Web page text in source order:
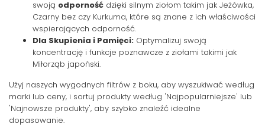
swoją odporność dzięki silnym ziołom takim jak Jeżówka,
Czarny bez czy Kurkuma, które są znane z ich właściwości
wspierających odporność.
Dla Skupienia i Pamięci: Optymalizuj swoją
koncentrację i funkcje poznawcze z ziołami takimi jak
Miłorząb japoński.
Użyj naszych wygodnych filtrów z boku, aby wyszukiwać według
marki lub ceny, i sortuj produkty według 'Najpopularniejsze' lub
'Najnowsze produkty', aby szybko znaleźć idealne
dopasowanie.